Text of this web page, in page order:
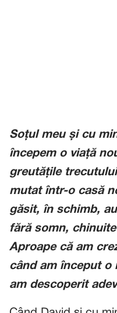
Soțul meu și cu
începem o viață
greutățile
mutat într-o casă
găsit, în schimb,
fără somn,
Aproape că am
când am început o
am descoperit